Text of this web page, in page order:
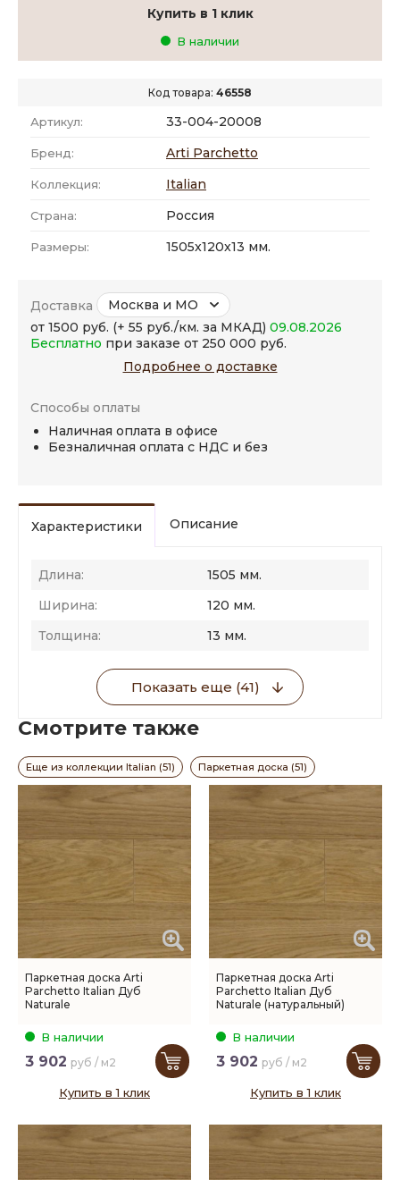
Код товара: 46558
Артикул: 33-004-20008
Бренд: Arti Parchetto
Коллекция: Italian
Страна: Россия
Размеры: 1505x120x13 мм.
Купить в 1 клик
В наличии
Доставка
Москва и МО
от 1500 руб. (+ 55 руб./км. за МКАД) 09.08.2026
Бесплатно при заказе от 250 000 руб.
Подробнее о доставке
Способы оплаты
Наличная оплата в офисе
Безналичная оплата с НДС и без
Характеристики Описание
Длина:
1505 мм.
Ширина:
120 мм.
Толщина:
13 мм.
Показать еще (41)
Смотрите также
Еще из коллекции Italian (51) Паркетная доска (51)
Паркетная доска Arti
Parchetto Italian Дуб
Naturale
В наличии
3 902 руб / м2
Купить в 1 клик
Паркетная доска Arti
Parchetto Italian Дуб
Naturale (натуральный)
В наличии
3 902 руб / м2
Купить в 1 клик